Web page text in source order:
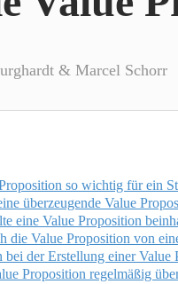
& Marcel Schorr
so wichtig für ein
überzeugende Value
eine Value Proposition
die Value Proposition von
bei der Erstellung einer
Proposition regelmäßig